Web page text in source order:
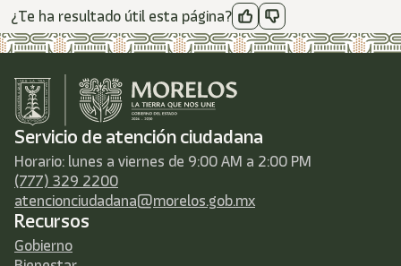
¿Te ha resultado útil esta página?
Servicio de atención ciudadana
Horario: lunes a viernes de 9:00 AM a 2:00 PM
(777) 329 2200
atencionciudadana@morelos.gob.mx
Recursos
Gobierno